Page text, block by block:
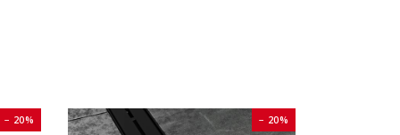
− 20% − 20%